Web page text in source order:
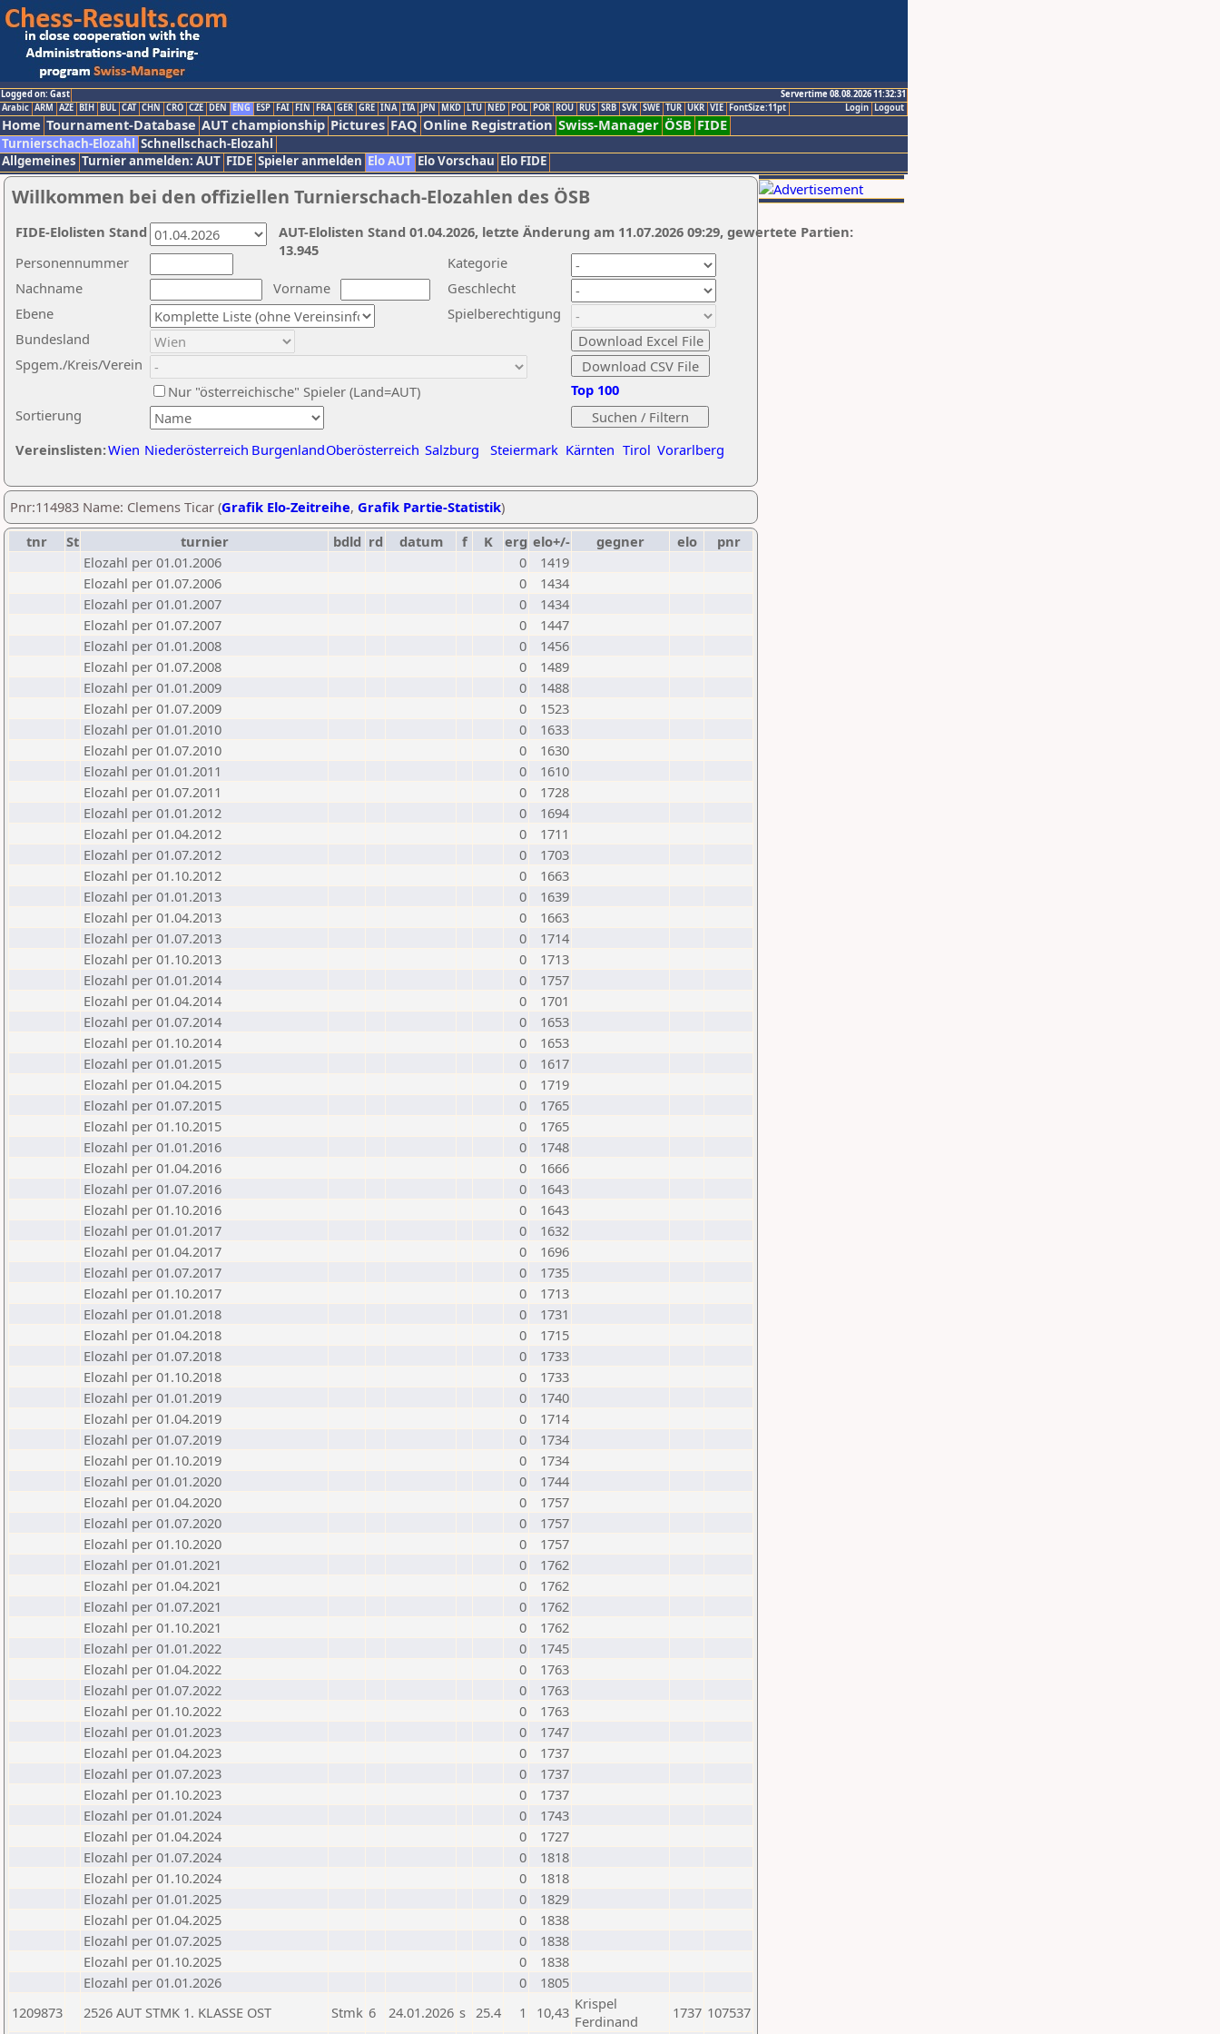
Logged on: Gast
Servertime 08.08.2026 11:32:31
Logout
Login
Arabic ARM AZE BIH BUL CAT CHN CRO CZE DEN ENG ESP FAI FIN FRA GER GRE INA ITA JPN MKD LTU NED POL POR ROU RUS SRB SVK SWE TUR UKR VIE FontSize:11pt
Home Tournament-Database AUT championship Pictures FAQ Online Registration Swiss-Manager ÖSB FIDE
Turnierschach-Elozahl Schnellschach-Elozahl
Allgemeines Turnier anmelden: AUT FIDE Spieler anmelden Elo AUT Elo Vorschau Elo FIDE
Willkommen bei den offiziellen Turnierschach-Elozahlen des ÖSB
Nachname
Vorname
Ebene
Kategorie
Sortierung
Personennummer
Bundesland
Spgem./Kreis/Verein
Geschlecht
Nur "österreichische" Spieler (Land=AUT)
Spielberechtigung
Vereinslisten:Wien Niederösterreich BurgenlandOberösterreich Salzburg Steiermark Kärnten Tirol Vorarlberg
Top 100
AUT-Elolisten Stand 01.04.2026, letzte Änderung am 11.07.2026 09:29, gewertete Partien:
13.945
FIDE-Elolisten Stand
Pnr:114983 Name: Clemens Ticar (Grafik Elo-Zeitreihe, Grafik Partie-Statistik)
tnr
St turnier bdld rd datum f K erg elo+/- gegner elo
pnr
Elozahl per 01.01.2006
0
1419
Elozahl per 01.07.2006
0
1434
Elozahl per 01.01.2007
0
1434
Elozahl per 01.07.2007
0
1447
Elozahl per 01.01.2008
0
1456
Elozahl per 01.07.2008
0
1489
Elozahl per 01.01.2009
0
1488
Elozahl per 01.07.2009
0
1523
Elozahl per 01.01.2010
0
1633
Elozahl per 01.07.2010
0
1630
Elozahl per 01.01.2011
0
1610
Elozahl per 01.07.2011
0
1728
Elozahl per 01.01.2012
0
1694
Elozahl per 01.04.2012
0
1711
Elozahl per 01.07.2012
0
1703
Elozahl per 01.10.2012
0
1663
Elozahl per 01.01.2013
0
1639
Elozahl per 01.04.2013
0
1663
Elozahl per 01.07.2013
0
1714
Elozahl per 01.10.2013
0
1713
Elozahl per 01.01.2014
0
1757
Elozahl per 01.04.2014
0
1701
Elozahl per 01.07.2014
0
1653
Elozahl per 01.10.2014
0
1653
Elozahl per 01.01.2015
0
1617
Elozahl per 01.04.2015
0
1719
Elozahl per 01.07.2015
0
1765
Elozahl per 01.10.2015
0
1765
Elozahl per 01.01.2016
0
1748
Elozahl per 01.04.2016
0
1666
Elozahl per 01.07.2016
0
1643
Elozahl per 01.10.2016
0
1643
Elozahl per 01.01.2017
0
1632
Elozahl per 01.04.2017
0
1696
Elozahl per 01.07.2017
0
1735
Elozahl per 01.10.2017
0
1713
Elozahl per 01.01.2018
0
1731
Elozahl per 01.04.2018
0
1715
Elozahl per 01.07.2018
0
1733
Elozahl per 01.10.2018
0
1733
Elozahl per 01.01.2019
0
1740
Elozahl per 01.04.2019
0
1714
Elozahl per 01.07.2019
0
1734
Elozahl per 01.10.2019
0
1734
Elozahl per 01.01.2020
0
1744
Elozahl per 01.04.2020
0
1757
Elozahl per 01.07.2020
0
1757
Elozahl per 01.10.2020
0
1757
Elozahl per 01.01.2021
0
1762
Elozahl per 01.04.2021
0
1762
Elozahl per 01.07.2021
0
1762
Elozahl per 01.10.2021
0
1762
Elozahl per 01.01.2022
0
1745
Elozahl per 01.04.2022
0
1763
Elozahl per 01.07.2022
0
1763
Elozahl per 01.10.2022
0
1763
Elozahl per 01.01.2023
0
1747
Elozahl per 01.04.2023
0
1737
Elozahl per 01.07.2023
0
1737
Elozahl per 01.10.2023
0
1737
Elozahl per 01.01.2024
0
1743
Elozahl per 01.04.2024
0
1727
Elozahl per 01.07.2024
0
1818
Elozahl per 01.10.2024
0
1818
Elozahl per 01.01.2025
0
1829
Elozahl per 01.04.2025
0
1838
Elozahl per 01.07.2025
0
1838
Elozahl per 01.10.2025
0
1838
Elozahl per 01.01.2026
0
1805
1209873
2526 AUT STMK 1. KLASSE OST Stmk 6 24.01.2026 s 25.4 1 10,43 Krispel
Ferdinand
1737 107537